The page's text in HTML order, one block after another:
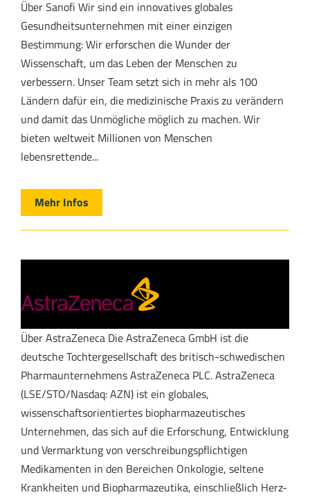
Über Sanofi Wir sind ein innovatives globales
Gesundheitsunternehmen mit einer einzigen
Bestimmung: Wir erforschen die Wunder der
Wissenschaft, um das Leben der Menschen zu
verbessern. Unser Team setzt sich in mehr als 100
Ländern dafür ein, die medizinische Praxis zu verändern
und damit das Unmögliche möglich zu machen. Wir
bieten weltweit Millionen von Menschen
lebensrettende...
Mehr Infos
Über AstraZeneca Die AstraZeneca GmbH ist die
deutsche Tochtergesellschaft des britisch-schwedischen
Pharmaunternehmens AstraZeneca PLC. AstraZeneca
(LSE/STO/Nasdaq: AZN) ist ein globales,
wissenschaftsorientiertes biopharmazeutisches
Unternehmen, das sich auf die Erforschung, Entwicklung
und Vermarktung von verschreibungspflichtigen
Medikamenten in den Bereichen Onkologie, seltene
Krankheiten und Biopharmazeutika, einschließlich Herz-